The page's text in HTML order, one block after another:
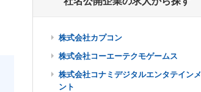
株式会社カプコン
株式会社コーエーテクモゲームス
株式会社コナミデジタルエンタテインメ
ント